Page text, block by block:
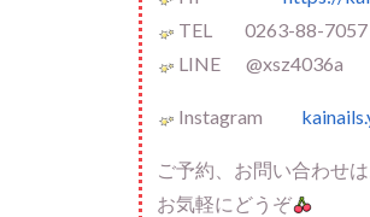
TEL 0263-88-7057
LINE @xsz4036a
Instagram
ご予約、お問い合わせ
お気軽にどうぞ